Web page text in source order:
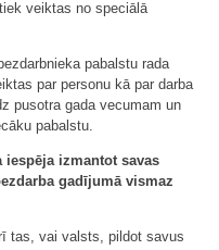
veiktas no speciālā
pabalstu rada
par personu kā par darba
pusotra gada vecumam un
pabalstu.
izmantot savas
gadījumā vismaz
tas, vai valsts, pildot savus